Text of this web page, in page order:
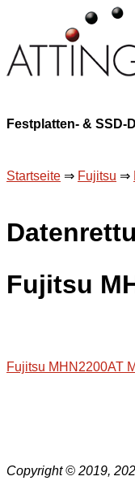
Festplatten- &
Startseite ⇒ Fujitsu ⇒
Fujitsu
Fujitsu MHN2200AT
Copyright © 2019,